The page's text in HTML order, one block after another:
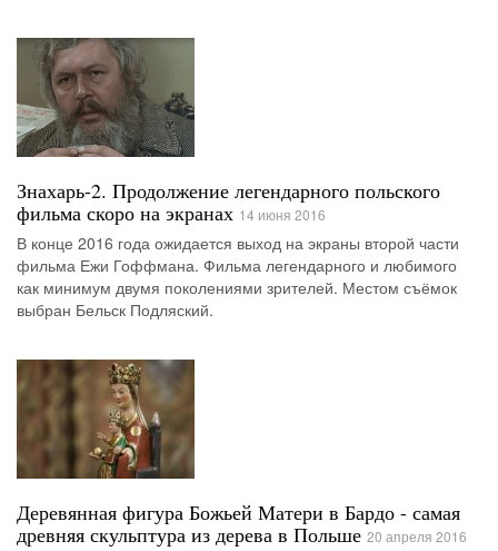
Знахарь-2. Продолжение легендарного польского
фильма скоро на экранах 14 июня 2016
В конце 2016 года ожидается выход на экраны второй части
фильма Ежи Гоффмана. Фильма легендарного и любимого
как минимум двумя поколениями зрителей. Местом съёмок
выбран Бельск Подляский.
Деревянная фигура Божьей Матери в Бардо - самая
древняя скульптура из дерева в Польше 20 апреля 2016